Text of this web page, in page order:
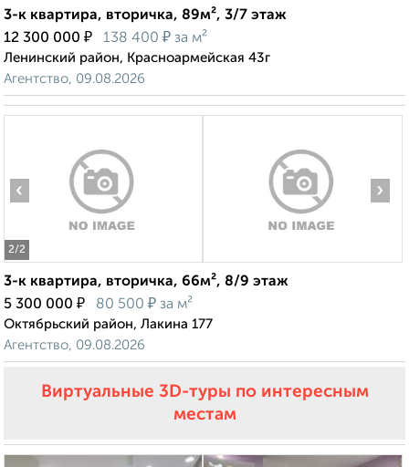
3-к квартира, вторичка, 89м², 3/7 этаж
12 300 000 ₽ 138 400 ₽ за м²
Ленинский район, Красноармейская 43г
Агентство, 09.08.2026
2/2
‹ ›
3-к квартира, вторичка, 66м², 8/9 этаж
5 300 000 ₽ 80 500 ₽ за м²
Октябрьский район, Лакина 177
Агентство, 09.08.2026
Виртуальные 3D-туры по интересным
местам